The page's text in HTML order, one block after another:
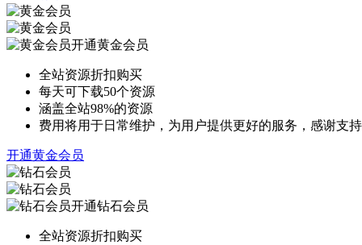
开通黄金会员
全站资源折扣购买
每天可下载50个资源
涵盖全站98%的资源
费用将用于日常维护，为用户提供更好的服务，感谢支持
开通黄金会员
开通钻石会员
全站资源折扣购买